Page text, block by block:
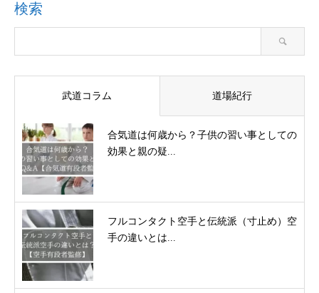
検索
武道コラム 道場紀行
合気道は何歳から？子供の習い事としての
効果と親の疑...
フルコンタクト空手と伝統派（寸止め）空
手の違いとは...